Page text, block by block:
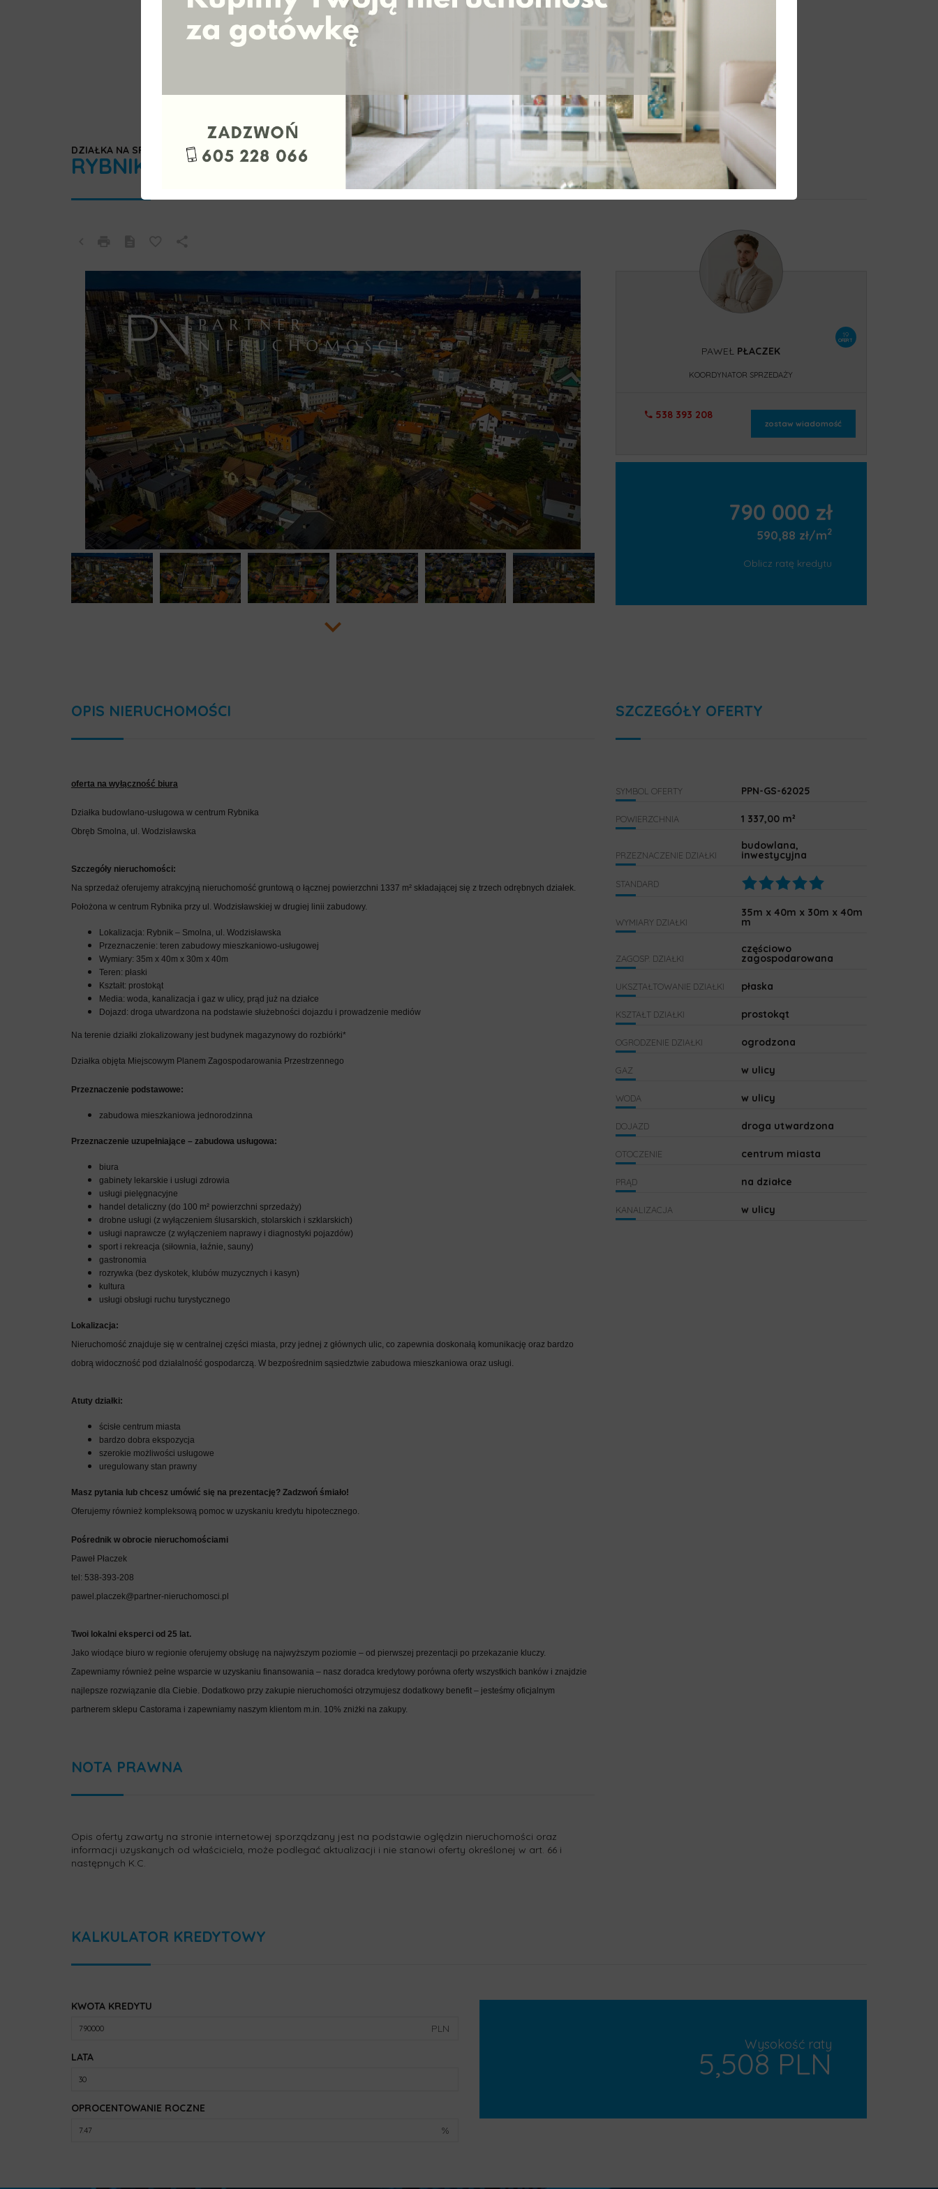
RYBNIK
DZIAŁKA NA SPRZEDAŻ
19
OFERT
PAWEŁ PŁACZEK
KOORDYNATOR SPRZEDAŻY
538 393 208
zostaw wiadomość
790 000 zł
590,88 zł/m2
Oblicz ratę kredytu
OPIS NIERUCHOMOŚCI
oferta na wyłączność biura
Działka budowlano-usługowa w centrum Rybnika
Obręb Smolna, ul. Wodzisławska
Szczegóły nieruchomości:
Na sprzedaż oferujemy atrakcyjną nieruchomość gruntową o łącznej powierzchni 1337 m² składającej się z trzech odrębnych działek.
Położona w centrum Rybnika przy ul. Wodzisławskiej w drugiej linii zabudowy.
Lokalizacja: Rybnik – Smolna, ul. Wodzisławska
Przeznaczenie: teren zabudowy mieszkaniowo-usługowej
Wymiary: 35m x 40m x 30m x 40m
Teren: płaski
Kształt: prostokąt
Media: woda, kanalizacja i gaz w ulicy, prąd już na działce
Dojazd: droga utwardzona na podstawie służebności dojazdu i prowadzenie mediów
Na terenie działki zlokalizowany jest budynek magazynowy do rozbiórki*
Działka objęta Miejscowym Planem Zagospodarowania Przestrzennego
Przeznaczenie podstawowe:
zabudowa mieszkaniowa jednorodzinna
Przeznaczenie uzupełniające – zabudowa usługowa:
biura
gabinety lekarskie i usługi zdrowia
usługi pielęgnacyjne
handel detaliczny (do 100 m² powierzchni sprzedaży)
drobne usługi (z wyłączeniem ślusarskich, stolarskich i szklarskich)
usługi naprawcze (z wyłączeniem naprawy i diagnostyki pojazdów)
sport i rekreacja (siłownia, łaźnie, sauny)
gastronomia
rozrywka (bez dyskotek, klubów muzycznych i kasyn)
kultura
usługi obsługi ruchu turystycznego
Lokalizacja:
Nieruchomość znajduje się w centralnej części miasta, przy jednej z głównych ulic, co zapewnia doskonałą komunikację oraz bardzo
dobrą widoczność pod działalność gospodarczą. W bezpośrednim sąsiedztwie zabudowa mieszkaniowa oraz usługi.
Atuty działki:
ścisłe centrum miasta
bardzo dobra ekspozycja
szerokie możliwości usługowe
uregulowany stan prawny
Masz pytania lub chcesz umówić się na prezentację? Zadzwoń śmiało!
Oferujemy również kompleksową pomoc w uzyskaniu kredytu hipotecznego.
Pośrednik w obrocie nieruchomościami
Paweł Płaczek
tel: 538-393-208
pawel.placzek@partner-nieruchomosci.pl
Twoi lokalni eksperci od 25 lat.
Jako wiodące biuro w regionie oferujemy obsługę na najwyższym poziomie – od pierwszej prezentacji po przekazanie kluczy.
Zapewniamy również pełne wsparcie w uzyskaniu finansowania – nasz doradca kredytowy porówna oferty wszystkich banków i znajdzie
najlepsze rozwiązanie dla Ciebie. Dodatkowo przy zakupie nieruchomości otrzymujesz dodatkowy benefit – jesteśmy oficjalnym
partnerem sklepu Castorama i zapewniamy naszym klientom m.in. 10% zniżki na zakupy.
NOTA PRAWNA
Opis oferty zawarty na stronie internetowej sporządzany jest na podstawie oględzin nieruchomości oraz
informacji uzyskanych od właściciela, może podlegać aktualizacji i nie stanowi oferty określonej w art. 66 i
następnych K.C.
SZCZEGÓŁY OFERTY
SYMBOL OFERTY PPN-GS-62025
POWIERZCHNIA 1 337,00 m²
PRZEZNACZENIE DZIAŁKI
budowlana,
inwestycyjna
STANDARD
WYMIARY DZIAŁKI
35m x 40m x 30m x 40m
m
ZAGOSP. DZIAŁKI
częściowo
zagospodarowana
UKSZTAŁTOWANIE DZIAŁKI płaska
KSZTAŁT DZIAŁKI prostokąt
OGRODZENIE DZIAŁKI ogrodzona
GAZ w ulicy
WODA w ulicy
DOJAZD droga utwardzona
OTOCZENIE centrum miasta
PRĄD na działce
KANALIZACJA w ulicy
KALKULATOR KREDYTOWY
KWOTA KREDYTU
PLN
LATA
OPROCENTOWANIE ROCZNE
%
Wysokość raty
5,508 PLN